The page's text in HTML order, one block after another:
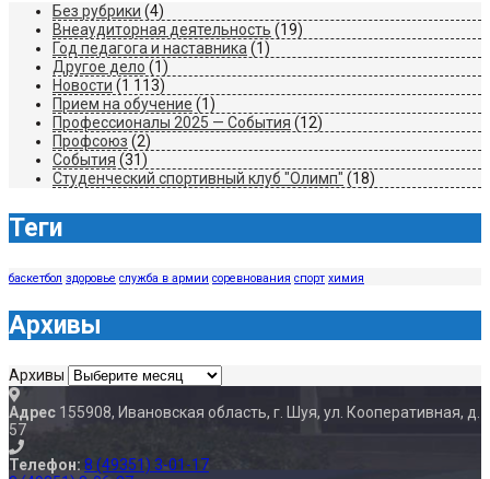
Без рубрики (4)
Внеаудиторная деятельность (19)
Год педагога и наставника (1)
Другое дело (1)
Новости (1 113)
Прием на обучение (1)
Профессионалы 2025 — События (12)
Профсоюз (2)
События (31)
Студенческий спортивный клуб "Олимп" (18)
Теги
баскетбол здоровье служба в армии соревнования спорт химия
Архивы
Архивы
Адрес 155908, Ивановская область, г. Шуя, ул. Кооперативная, д.
57
Телефон: 8 (49351) 3-01-17